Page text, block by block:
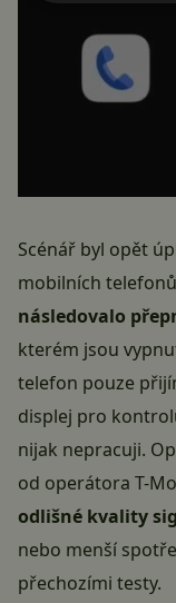
Scénář byl opět
mobilních
následovalo
kterém jsou
telefon pouze
displej pro
nijak nepracuji.
od operátora T-
odlišné kvality
nebo menší
přechozími testy.